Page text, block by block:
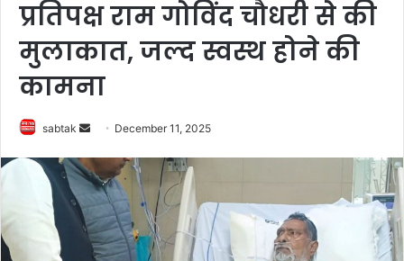
प्रतिपक्ष राम गोविंद चौधरी से की
मुलाकात, जल्द स्वस्थ होने की
कामना
sabtak
Send
email
December 11, 2025